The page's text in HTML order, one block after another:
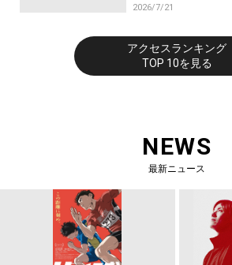
トが到着！9月に東京
2026/7/21
アクセスランキング
TOP 10を見る
NEWS
最新ニュース